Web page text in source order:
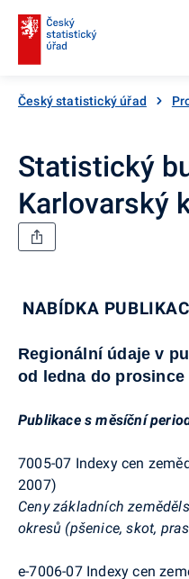
Český statistický úřad
Statistický
Karlovarský
NABÍDKA
Regionální údaje v
od ledna do prosince
Publikace s měsíční
7005-07 Indexy cen
2007)
Ceny základních
okresů (pšenice, skot,
e-7006-07 Indexy cen